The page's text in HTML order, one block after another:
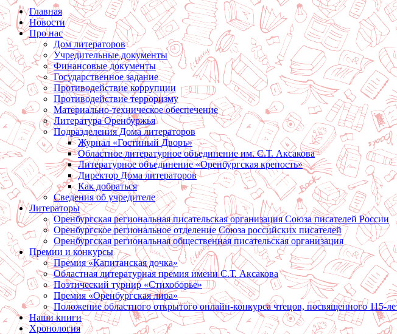
Главная
Новости
Про нас
Дом литераторов
Учредительные документы
Финансовые документы
Государственное задание
Противодействие коррупции
Противодействие терроризму
Материально-техническое обеспечение
Литература Оренбуржья
Подразделения Дома литераторов
Журнал «Гостиный Дворъ»
Областное литературное объединение им. С.Т. Аксакова
Литературное объединение «Оренбургская крепость»
Директор Дома литераторов
Как добраться
Сведения об учредителе
Литераторы
Оренбургская региональная писательская организация Союза писателей России
Оренбургское региональное отделение Союза российских писателей
Оренбургская региональная общественная писательская организация
Премии и конкурсы
Премия «Капитанская дочка»
Областная литературная премия имени С.Т. Аксакова
Поэтический турнир «Стихоборье»
Премия «Оренбургская лира»
Положение областного открытого онлайн-конкурса чтецов, посвященного
Наши книги
Хронология